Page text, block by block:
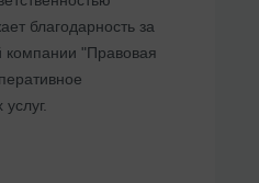
благодарность за
компании "Правовая